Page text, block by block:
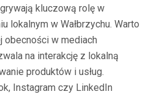
kluczową rolę w
lokalnym w Wałbrzychu. Warto
obecności w mediach
na interakcję z lokalną
produktów i usług.
Instagram czy LinkedIn